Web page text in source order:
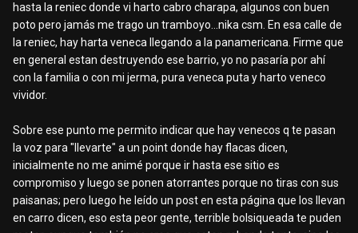
hasta la reniec donde vi harto cabro charapa, algunos con buen
poto pero jamás me trago un tramboyo...nika csm. En esa calle de
la reniec, hay harta veneca llegando a la panamericana. Firme que
en general estan destruyendo ese barrio, yo no pasaría por ahí
con la familia o con mi jerma, pura veneca puta y harto veneco
vividor.
Sobre ese punto me permito indicar que hay venecos q te pasan
la voz para "llevarte" a un point donde hay flacas dicen,
inicialmente no me animé porque ir hasta ese sitio es
compromiso y luego se ponen atorrantes porque no tiras con sus
paisanas; pero luego he leído un post en esta página que los llevan
en carro dicen, eso esta peor gente, terrible bolsiqueada te puden